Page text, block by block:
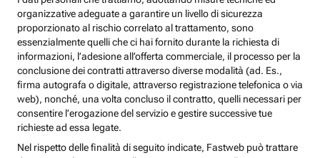
organizzative adeguate a garantire un livello di sicurezza
proporzionato al rischio correlato al trattamento, sono
essenzialmente quelli che ci hai fornito durante la richiesta di
informazioni, l’adesione all’offerta commerciale, il processo per la
conclusione dei contratti attraverso diverse modalità (ad. Es.,
firma autografa o digitale, attraverso registrazione telefonica o via
web), nonché, una volta concluso il contratto, quelli necessari per
consentire l’erogazione del servizio e gestire successive tue
richieste ad essa legate.
Nel rispetto delle finalità di seguito indicate, Fastweb può trattare